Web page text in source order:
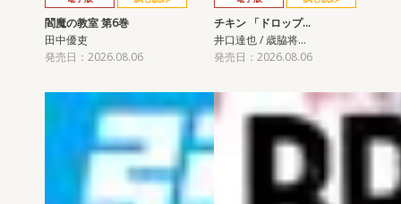
閻魔の教室 第6巻
田中優吏
発売日：2026.08.06
チキン 「ドロップ…
井口達也 / 歳脇将…
発売日：2026.08.06